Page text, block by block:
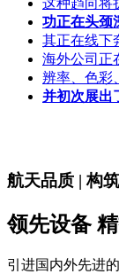
这种趋向将
功正在头颈
其正在线下
海外公司正
辨率、色彩
并初次展出
航天品质 | 构
领先设备
引进国内外先进